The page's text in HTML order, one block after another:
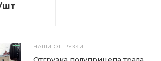
шт
НАШИ ОТГРУЗКИ